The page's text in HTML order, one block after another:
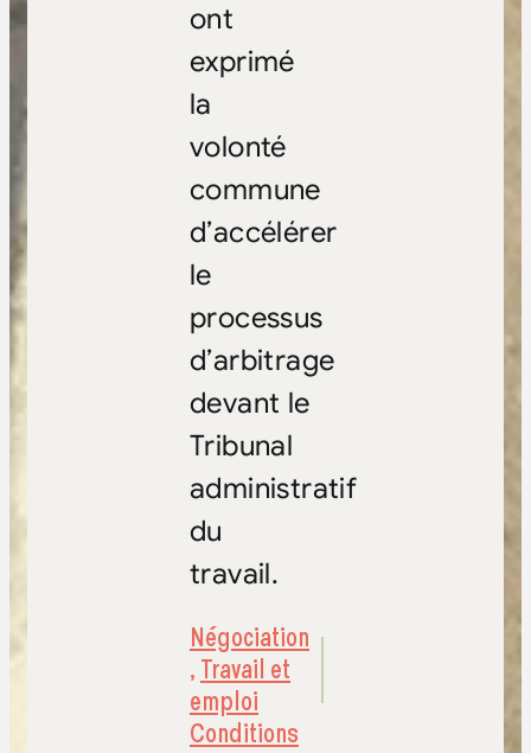
ont
exprimé
la
volonté
commune
d’accélérer
le
processus
d’arbitrage
devant le
Tribunal
administratif
du
travail.
Négociation
,Travail et
emploi
Conditions